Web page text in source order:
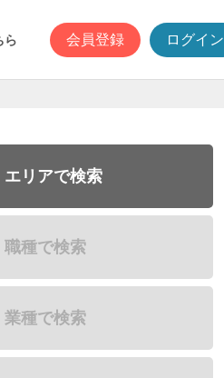
ら 会員登録 ログイン
エリアで検索
職種で検索
業種で検索